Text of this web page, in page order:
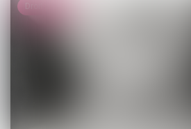
Droit pénal